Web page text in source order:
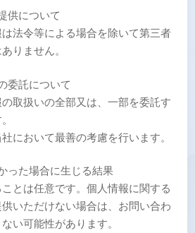
供について
法令等による場合を除いて第三者
りません。
委託について
取扱いの全部又は、一部を委託す
において最善の考慮を行います。
った場合に生じる結果
とは任意です。個人情報に関する
いただけない場合は、お問い合わ
い可能性があります。